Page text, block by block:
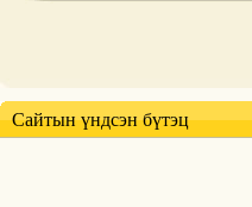
Сайтын үндсэн бүтэц